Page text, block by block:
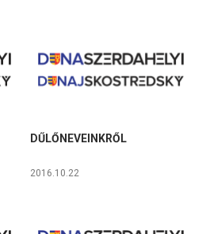
DŰLŐNEVEINKRŐL
2016.10.22